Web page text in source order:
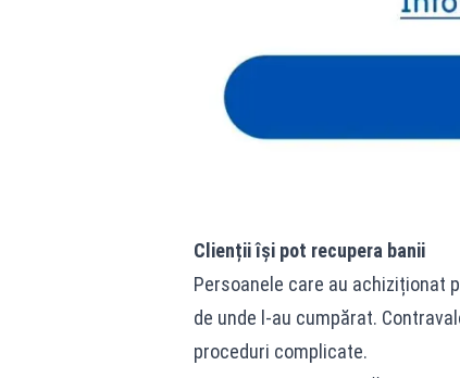
Clienții își pot recupera banii
Persoanele care au achiziționat
de unde l-au cumpărat.
proceduri complicate.